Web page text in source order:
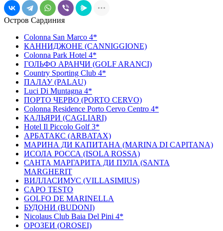
Остров Сардиния
Colonna San Marco 4*
КАННИДЖОНЕ (CANNIGGIONE)
Colonna Park Hotel 4*
ГОЛЬФО АРАНЧИ (GOLF ARANCI)
Country Sporting Club 4*
ПАЛАУ (PALAU)
Luci Di Muntagna 4*
ПОРТО ЧЕРВО (PORTO CERVO)
Colonna Residence Porto Cervo Centro 4*
КАЛЬЯРИ (CAGLIARI)
Hotel Il Piccolo Golf 3*
АРБАТАКС (ARBATAX)
МАРИНА ДИ КАПИТАНА (MARINA DI CAPITANA)
ИCОЛА РОССА (ISOLA ROSSA)
САНТА МАРГАРИТА ДИ ПУЛА (SANTA
MARGHERIT
ВИЛЛАСИМУС (VILLASIMIUS)
CAPO TESTO
GOLFO DE MARINELLA
БУДОНИ (BUDONI)
Nicolaus Club Baia Del Pini 4*
ОРОЗЕИ (OROSEI)